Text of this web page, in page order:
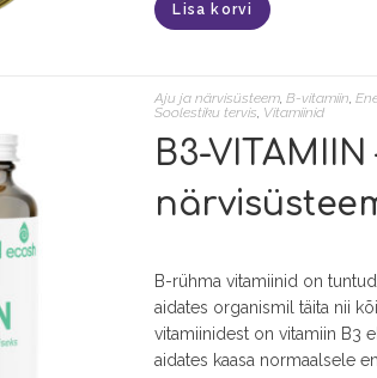
Lisa korvi
Aju ja närvisüsteem,B-vitamiin,
Soolestiku tervis, Vitamiinid
B3-
B-rühma vitamiinid on
aidates organismil täita nii
vitamiinidest on vitamiin B3
aidates kaasa normaalsele